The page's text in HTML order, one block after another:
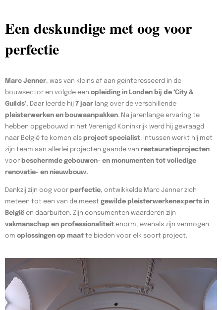
Een deskundige met oog voor
perfectie
Marc Jenner, was van kleins af aan geïnteresseerd in de
bouwsector en volgde een opleiding in Londen bij de ‘City &
Guilds’. Daar leerde hij 7 jaar lang over de verschillende
pleisterwerken en bouwaanpakken. Na jarenlange ervaring te
hebben opgebouwd in het Verenigd Koninkrijk werd hij gevraagd
naar België te komen als project specialist. Intussen werkt hij met
zijn team aan allerlei projecten gaande van restauratieprojecten
voor beschermde gebouwen- en monumenten tot volledige
renovatie- en nieuwbouw.
Dankzij zijn oog voor perfectie, ontwikkelde Marc Jenner zich
meteen tot een van de meest gewilde pleisterwerkenexperts in
België en daarbuiten. Zijn consumenten waarderen zijn
vakmanschap en professionaliteit enorm, evenals zijn vermogen
om oplossingen op maat te bieden voor elk soort project.